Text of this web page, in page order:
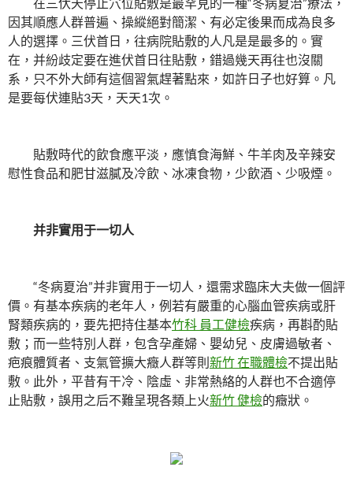
因其順應人群普遍、操縱絕對簡潔、有必定後果而成為良多
人的選擇。三伏首日，往病院貼敷的人凡是是最多的。實
在，并紛歧定要在進伏首日往貼敷，錯過幾天再往也沒關
系，只不外大師有這個習氣趕著點來，如許日子也好算。凡
是要每伏連貼3天，天天1次。
貼敷時代的飲食應平淡，應慎食海鮮、牛羊肉及辛辣安
慰性食品和肥甘滋膩及冷飲、冰凍食物，少飲酒、少吸煙。
并非實用于一切人
“冬病夏治”并非實用于一切人，還需求臨床大夫做一個評
價。有基本疾病的老年人，例若有嚴重的心腦血管疾病或肝
腎類疾病的，要先把持住基本竹科 員工健檢疾病，再斟酌貼
敷；而一些特別人群，包含孕產婦、嬰幼兒、皮膚過敏者、
疤痕體質者、支氣管擴大癥人群等則新竹 在職體檢不提出貼
敷。此外，平昔有干冷、陰虛、非常熱絡的人群也不合適停
止貼敷，誤用之后不難呈現各類上火新竹 健檢的癥狀。